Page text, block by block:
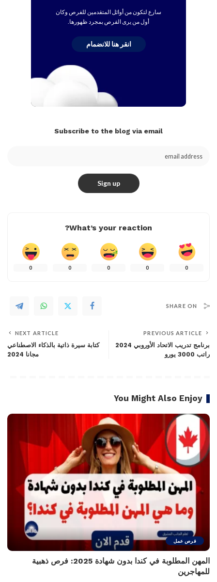
سارع لتكون من أوائل المتقدمين للفرص وكان
أول من يرى الفرص بمجرد ظهورها.
انقر هنا للانضمام
Subscribe to the blog via email
What’s your reaction?
0
0
0
0
0
SHARE ON
PREVIOUS ARTICLE
برنامج تدريب الاتحاد الأوروبي 2024
راتب 3000 يورو
NEXT ARTICLE
كتابة سيرة ذاتية بالذكاء الاصطناعي
مجانا 2024
You Might Also Enjoy
فرص عمل
المهن المطلوبة في كندا بدون شهادة 2025: فرص ذهبية
للمهاجرين